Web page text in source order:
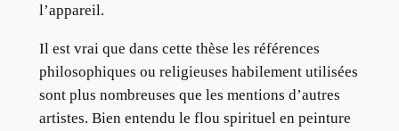
l’appareil.
Il est vrai que dans cette thèse les références
philosophiques ou religieuses habilement utilisées
sont plus nombreuses que les mentions d’autres
artistes. Bien entendu le flou spirituel en peinture